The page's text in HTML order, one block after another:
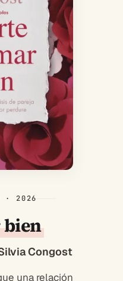
· 2026
Congost
una relación